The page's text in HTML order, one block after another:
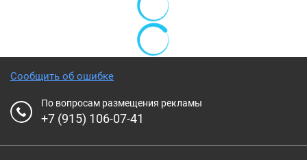
Сообщить об ошибке
По вопросам размещения рекламы
+7 (915) 106-07-41